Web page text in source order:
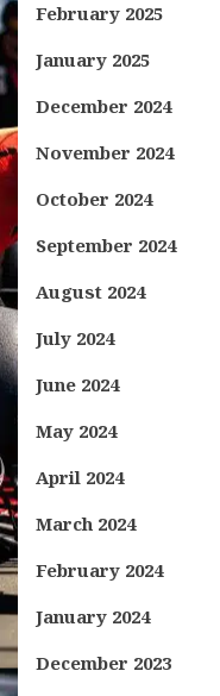
February 2025
January 2025
December 2024
November 2024
October 2024
September 2024
August 2024
July 2024
June 2024
May 2024
April 2024
March 2024
February 2024
January 2024
December 2023